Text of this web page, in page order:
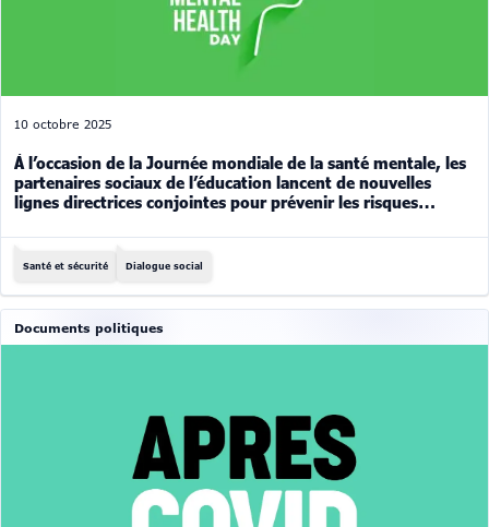
10 octobre 2025
À l’occasion de la Journée mondiale de la santé mentale, les
partenaires sociaux de l’éducation lancent de nouvelles
lignes directrices conjointes pour prévenir les risques
Santé et sécurité Dialogue social
Documents politiques